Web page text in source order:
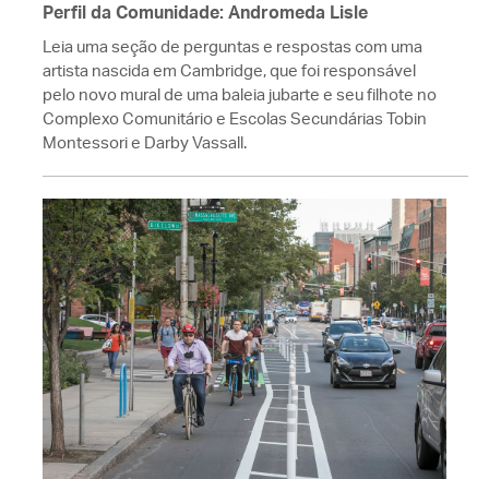
Perfil da Comunidade: Andromeda Lisle
Leia uma seção de perguntas e respostas com uma
artista nascida em Cambridge, que foi responsável
pelo novo mural de uma baleia jubarte e seu filhote no
Complexo Comunitário e Escolas Secundárias Tobin
Montessori e Darby Vassall.